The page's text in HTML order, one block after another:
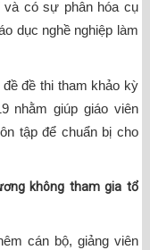
và có sự phân hóa cụ
dục nghề nghiệp làm
đề thi tham khảo kỳ
nhằm giúp giáo viên
tập để chuẩn bị cho
không tham gia tổ
cán bộ, giảng viên